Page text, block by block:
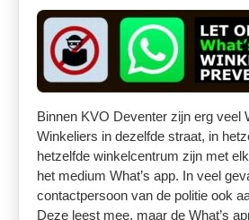
Binnen KVO Deventer zijn erg veel
Winkeliers in dezelfde straat, in
hetzelfde winkelcentrum zijn met
het medium What’s app. In veel
contactpersoon van de politie ook
Deze leest mee, maar de What’s